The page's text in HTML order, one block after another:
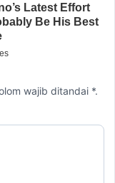
wajib ditandai *.